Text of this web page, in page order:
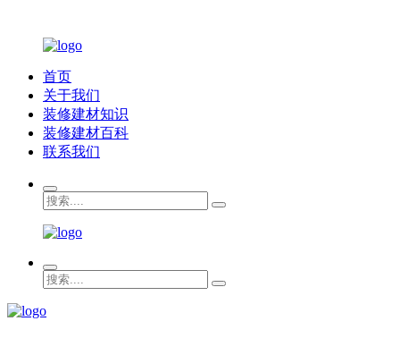
首页
关于我们
装修建材知识
装修建材百科
联系我们